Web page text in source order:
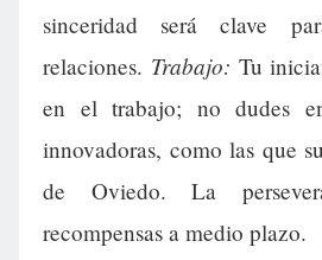
sinceridad será clave
relaciones. Trabajo: Tu
en el trabajo; no dudes
innovadoras, como las que
de Oviedo. La
recompensas a medio plazo.